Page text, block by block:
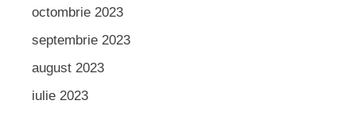
octombrie 2023
septembrie 2023
august 2023
iulie 2023